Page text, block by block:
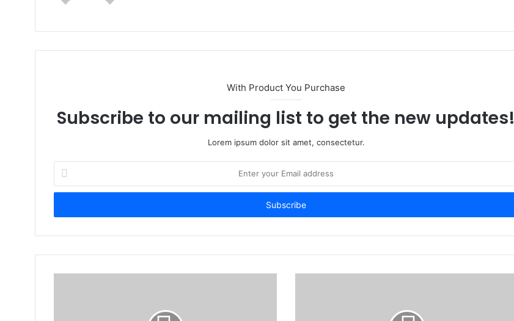
With Product You Purchase
Subscribe to our mailing list to get the new updates!
Lorem ipsum dolor sit amet, consectetur.
your
Email